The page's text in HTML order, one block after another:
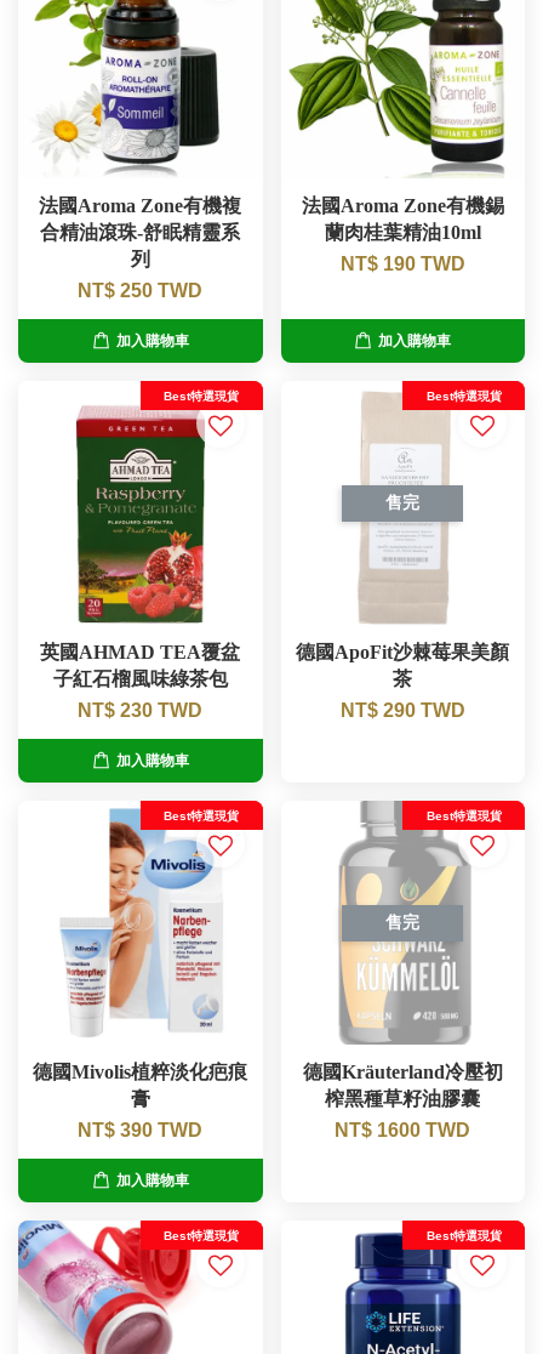
法國Aroma Zone有機複
合精油滾珠-舒眠精靈系
列
NT$ 250 TWD
加入購物車
法國Aroma Zone有機錫
蘭肉桂葉精油10ml
NT$ 190 TWD
加入購物車
Best特選現貨
英國AHMAD TEA覆盆
子紅石榴風味綠茶包
NT$ 230 TWD
加入購物車
售完
Best特選現貨
德國ApoFit沙棘莓果美顏
茶
NT$ 290 TWD
Best特選現貨
德國Mivolis植粹淡化疤痕
膏
NT$ 390 TWD
加入購物車
售完
Best特選現貨
德國Kräuterland冷壓初
榨黑種草籽油膠囊
NT$ 1600 TWD
Best特選現貨 Best特選現貨